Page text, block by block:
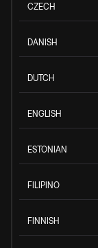
CZECH
DANISH
DUTCH
ENGLISH
ESTONIAN
FILIPINO
FINNISH